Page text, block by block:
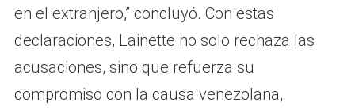
en el extranjero,” concluyó. Con estas
declaraciones, Lainette no solo rechaza las
acusaciones, sino que refuerza su
compromiso con la causa venezolana,